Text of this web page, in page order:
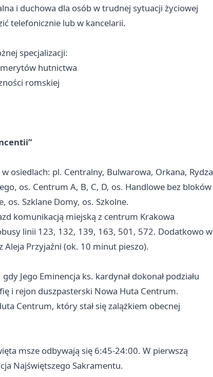
i duchowa dla osób w trudnej sytuacji życiowej
telefonicznie lub w kancelarii.
specjalizacji:
hutnictwa
romskiej
osiedlach: pl. Centralny, Bulwarowa, Orkana, Rydza
os. Centrum A, B, C, D, os. Handlowe bez bloków
os. Szklane Domy, os. Szkolne.
komunikacją miejską z centrum Krakowa
linii 123, 132, 139, 163, 501, 572. Dodatkowo w
Przyjaźni (ok. 10 minut pieszo).
Jego Eminencja ks. kardynał dokonał podziału
i rejon duszpasterski Nowa Huta Centrum.
Centrum, który stał się zalążkiem obecnej
msze odbywają się 6:45-24:00. W pierwszą
Najświętszego Sakramentu.